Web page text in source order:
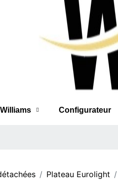
Configurateur
Plateau Eurolight